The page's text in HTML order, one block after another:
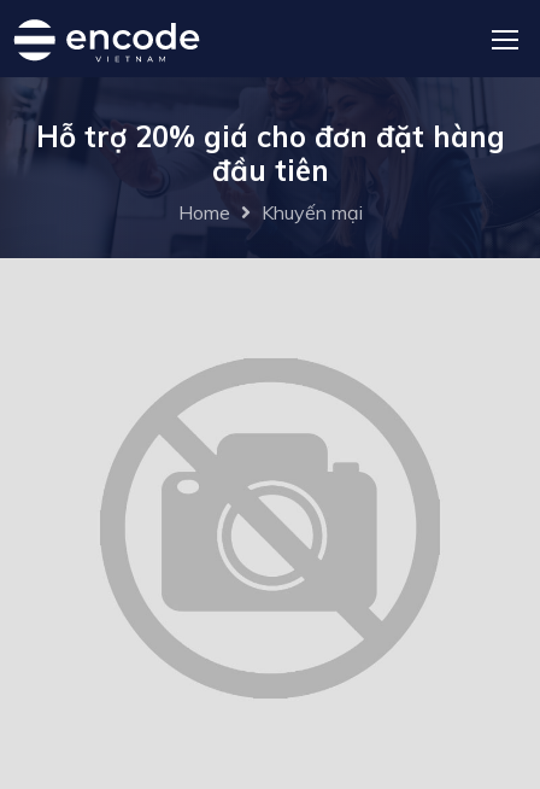
Hỗ trợ 20% giá cho đơn đặt hàng
đầu tiên
Home Khuyến mại